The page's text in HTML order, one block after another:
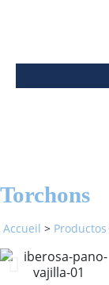
Torchons
Accueil > Productos